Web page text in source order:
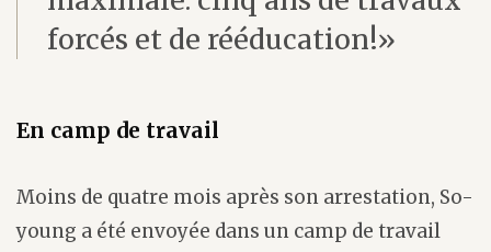
forcés et de rééducation!»
En camp de travail
Moins de quatre mois après son arrestation, So-
young a été envoyée dans un camp de travail